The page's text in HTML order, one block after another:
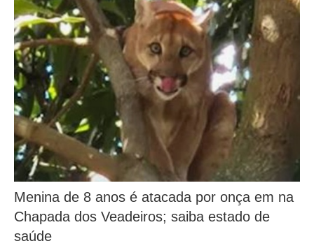
Menina de 8 anos é atacada por onça em na
Chapada dos Veadeiros; saiba estado de
saúde